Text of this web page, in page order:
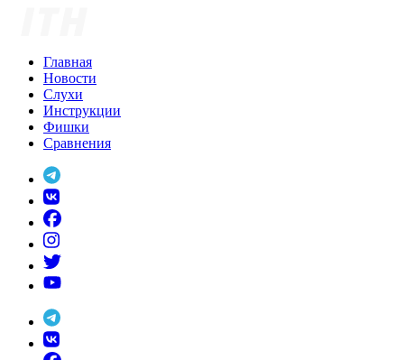
Главная
Новости
Слухи
Инструкции
Фишки
Сравнения